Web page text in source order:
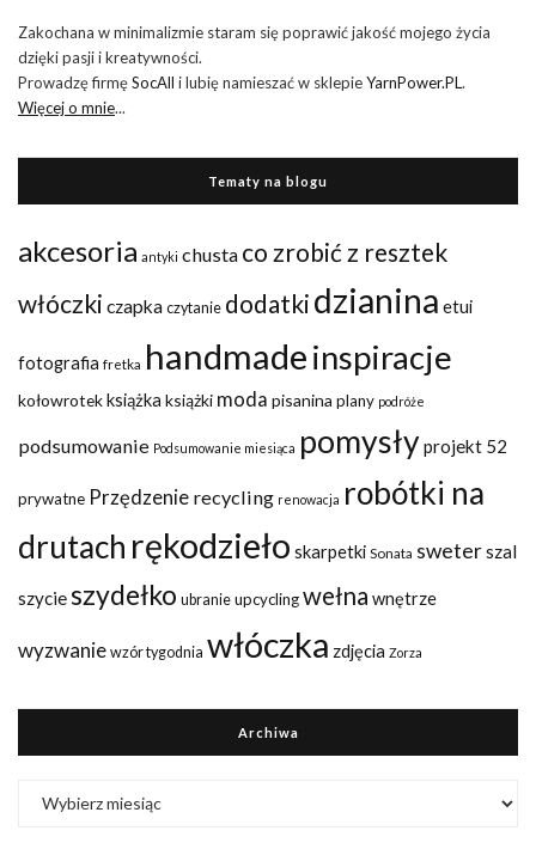
Zakochana w minimalizmie staram się poprawić jakość mojego życia
dzięki pasji i kreatywności.
Prowadzę firmęSocAll i lubię namieszać w sklepieYarnPower.PL.
Więcej o mnie...
Tematy na blogu
akcesoria antyki chusta co zrobić z resztek
włóczki czapka czytanie dodatki dzianina etui
fotografia fretka handmadeinspiracje
kołowrotekksiążka książki moda pisanina plany podróże
podsumowanie Podsumowanie miesiąca pomysłyprojekt 52
prywatne Przędzenie recycling renowacja robótki na
drutach rękodzieło skarpetki Sonata sweterszal
szycieszydełko ubranie upcyclingwełna wnętrze
wyzwanie wzór tygodnia włóczka zdjęcia Zorza
Archiwa